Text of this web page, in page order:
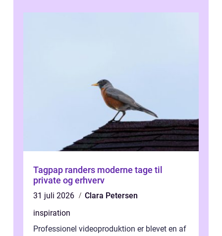
Tagpap randers moderne tage til
private og erhverv
31 juli 2026
Clara Petersen
inspiration
Professionel videoproduktion er blevet en af